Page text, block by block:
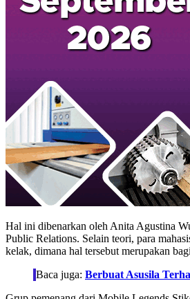
Hal ini dibenarkan oleh Anita Agustina
Public Relations. Selain teori, para
kelak, dimana hal tersebut merupakan
Baca juga: Berbuat Asusila